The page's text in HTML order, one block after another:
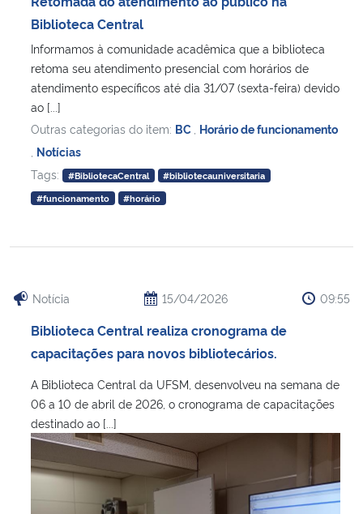
Ministério da Saúde
Ministério de Minas e Energia
Ministério do Meio Ambiente
Ministério da Mulher, da Família e dos Direitos Humanos
Secretaria-Geral
Secretaria de Governo
Gabinete de Segurança Institucional
Biblioteca Central
Informamos à comunidade acadêmica que a biblioteca
retoma seu atendimento presencial com horários de
atendimento específicos até dia 31/07 (sexta-feira) devido
ao [...]
Outras categorias do item: BC Horário de funcionamento
Notícias
Tags:
#BibliotecaCentral
#bibliotecauniversitaria
#funcionamento
#horário
Notícia 15/04/2026 09:55
Biblioteca Central realiza cronograma de
capacitações para novos bibliotecários.
A Biblioteca Central da UFSM, desenvolveu na semana de
06 a 10 de abril de 2026, o cronograma de capacitações
destinado ao [...]